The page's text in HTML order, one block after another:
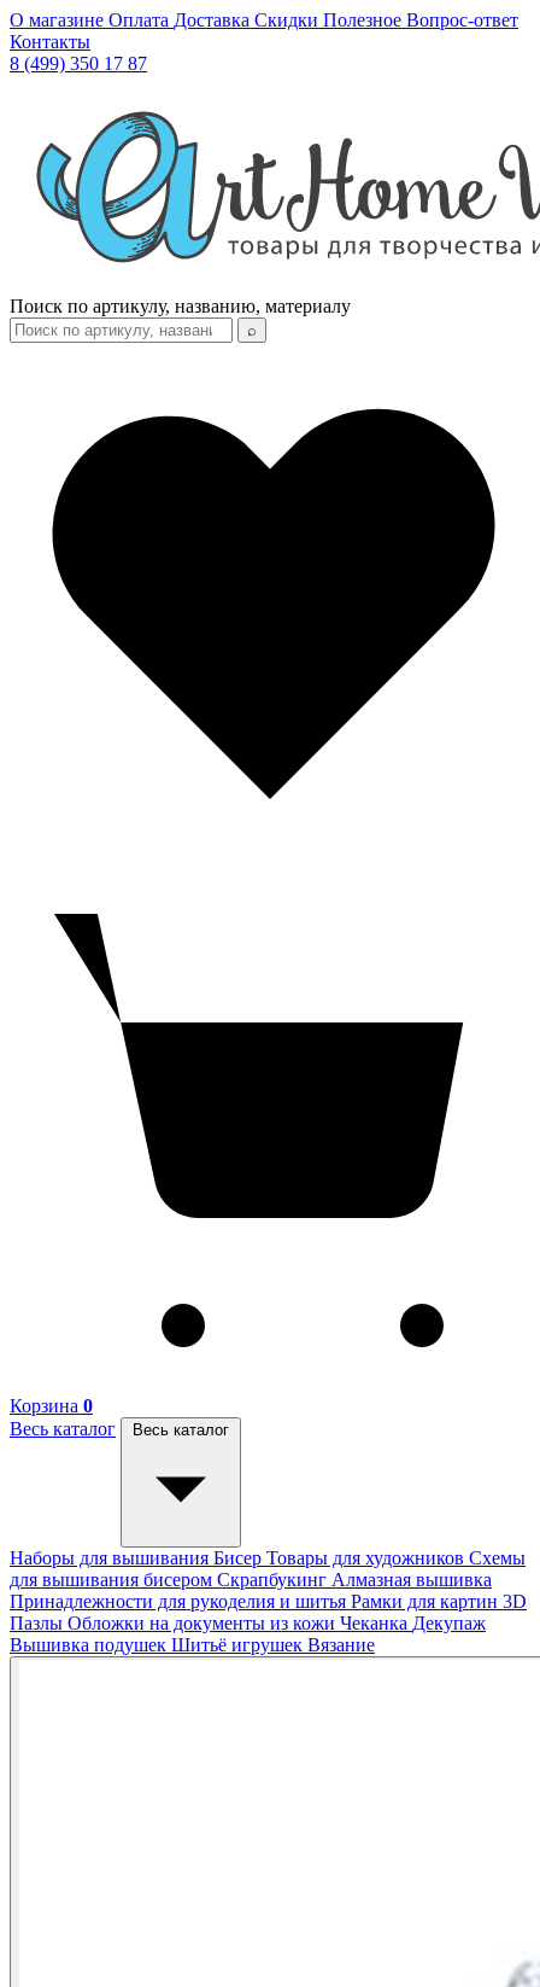
О магазине Оплата Доставка Скидки Полезное Вопрос-ответ
Контакты
8 (499) 350 17 87
Поиск по артикулу, названию, материалу
⌕
Корзина 0
Весь каталог
Весь каталог
Наборы для вышивания Бисер Товары для художников Схемы
для вышивания бисером Скрапбукинг Алмазная вышивка
Принадлежности для рукоделия и шитья Рамки для картин 3D
Пазлы Обложки на документы из кожи Чеканка Декупаж
Вышивка подушек Шитьё игрушек Вязание